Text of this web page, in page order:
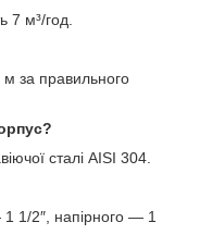
7 м³/год.
м за правильного
сталі AISI 304.
1/2″, напірного — 1